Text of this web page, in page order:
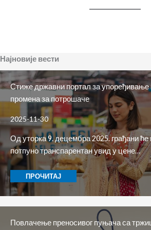
Најновије вести
Стиже државни портал за упоређивање
промена за потрошаче
2025-11-30
Од уторка 9. децембра 2025. грађани ће
потпуно транспарентан увид у цене…
ПРОЧИТАЈ
Повлачење преносивог пуњача са